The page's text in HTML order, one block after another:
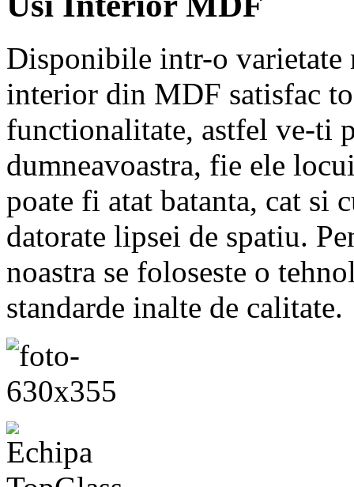
Disponibile intr-o varietate
interior din MDF satisfac
functionalitate, astfel ve-ti
dumneavoastra, fie ele
poate fi atat batanta, cat si
datorate lipsei de spatiu.
noastra se foloseste o
standarde inalte de calitate.